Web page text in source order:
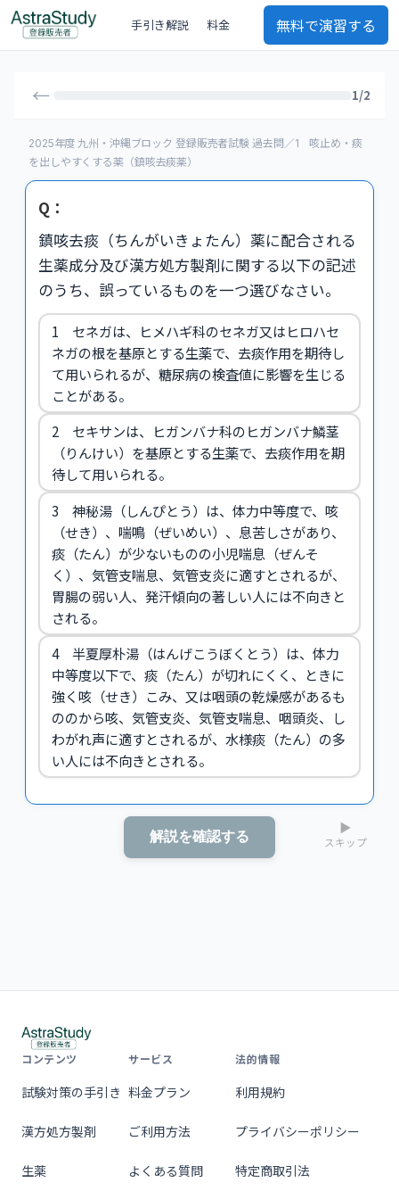
手引き解説 料金 無料で演習する
← 1/2
2025年度 九州・沖縄ブロック 登録販売者試験 過去問／1 咳止め・痰
を出しやすくする薬（鎮咳去痰薬）
Q：
鎮咳去痰（ちんがいきょたん）薬に配合される
生薬成分及び漢方処方製剤に関する以下の記述
のうち、誤っているものを一つ選びなさい。
1 セネガは、ヒメハギ科のセネガ又はヒロハセ
ネガの根を基原とする生薬で、去痰作用を期待し
て用いられるが、糖尿病の検査値に影響を生じる
ことがある。
2 セキサンは、ヒガンバナ科のヒガンバナ鱗茎
（りんけい）を基原とする生薬で、去痰作用を期
待して用いられる。
3 神秘湯（しんぴとう）は、体力中等度で、咳
（せき）、喘鳴（ぜいめい）、息苦しさがあり、
痰（たん）が少ないものの小児喘息（ぜんそ
く）、気管支喘息、気管支炎に適すとされるが、
胃腸の弱い人、発汗傾向の著しい人には不向きと
される。
4 半夏厚朴湯（はんげこうぼくとう）は、体力
中等度以下で、痰（たん）が切れにくく、ときに
強く咳（せき）こみ、又は咽頭の乾燥感があるも
ののから咳、気管支炎、気管支喘息、咽頭炎、し
わがれ声に適すとされるが、水様痰（たん）の多
い人には不向きとされる。
解説を確認する ▶
スキップ
コンテンツ
試験対策の手引き
漢方処方製剤
生薬
サービス
料金プラン
ご利用方法
よくある質問
法的情報
利用規約
プライバシーポリシー
特定商取引法